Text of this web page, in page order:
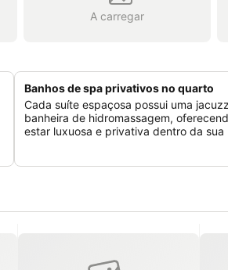
A carregar
Banhos de spa privativos no quarto
Cada suíte espaçosa possui uma
banheira de hidromassagem,
estar luxuosa e privativa dentro da